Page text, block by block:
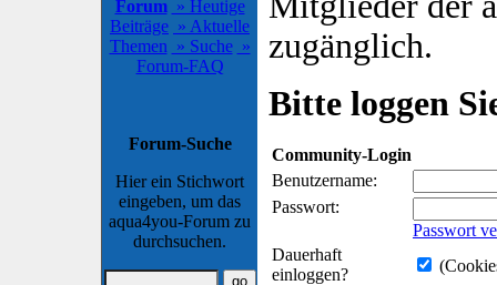
Forum » Heutige
Beiträge » Aktuelle
Themen » Suche »
Forum-FAQ
Forum-Suche
Hier ein Stichwort
eingeben, um das
aqua4you-Forum zu
durchsuchen.
zugänglich.
Bitte loggen
Community-Login
Benutzername:
Passwort:
Passwort
Dauerhaft
einloggen?